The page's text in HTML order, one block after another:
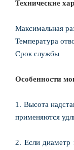
Технические
Максимальная
Температура
Срок
Особенности
1. Высота
применяются
2. Если диаметр